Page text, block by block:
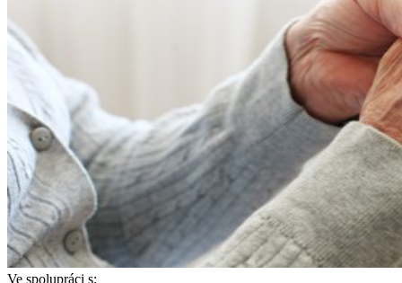
Ve spolupráci s: